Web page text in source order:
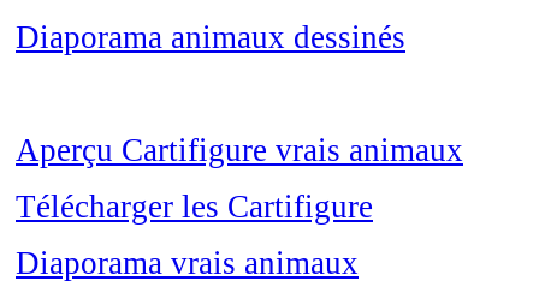
Diaporama animaux dessinés
Aperçu Cartifigure vrais animaux
Télécharger les Cartifigure
Diaporama vrais animaux